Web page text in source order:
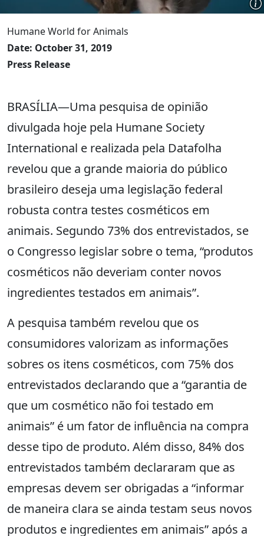
Humane World for Animals
Date: October 31, 2019
Press Release
BRASÍLIA—Uma pesquisa de opinião
divulgada hoje pela Humane Society
International e realizada pela Datafolha
revelou que a grande maioria do público
brasileiro deseja uma legislação federal
robusta contra testes cosméticos em
animais. Segundo 73% dos entrevistados, se
o Congresso legislar sobre o tema, “produtos
cosméticos não deveriam conter novos
ingredientes testados em animais”.
A pesquisa também revelou que os
consumidores valorizam as informações
sobres os itens cosméticos, com 75% dos
entrevistados declarando que a “garantia de
que um cosmético não foi testado em
animais” é um fator de influência na compra
desse tipo de produto. Além disso, 84% dos
entrevistados também declararam que as
empresas devem ser obrigadas a “informar
de maneira clara se ainda testam seus novos
produtos e ingredientes em animais” após a